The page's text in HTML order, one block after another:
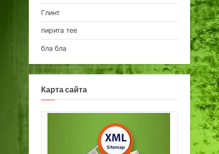
Глинт
пирита тее
бла бла
Карта сайта